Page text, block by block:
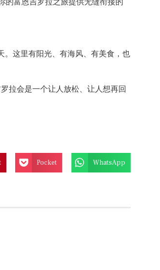
。这里有阳光、有海风、有美食，也
罗拉会是一个让人放松、让人想再回
Pocket WhatsApp